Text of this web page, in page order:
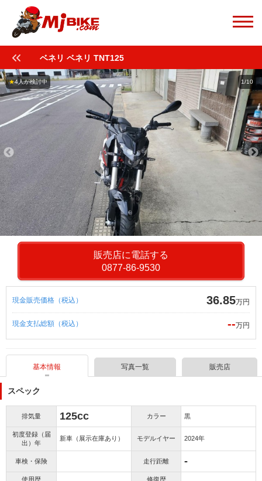
ベネリ ベネリ TNT125
1/10
★4人が検討中
販売店に電話する
0877-86-9530
現金販売価格（税込） 36.85万円
現金支払総額（税込） --万円
基本情報 写真一覧 販売店
スペック
排気量 125cc カラー 黒
初度登録（届
出）年
新車（展示在庫あり） モデルイヤー 2024年
車検・保険 走行距離 -
使用歴 修復歴